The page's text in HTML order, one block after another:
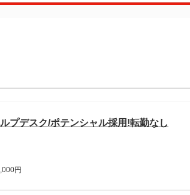
プデスク/ポテンシャル採用!転勤なし
円